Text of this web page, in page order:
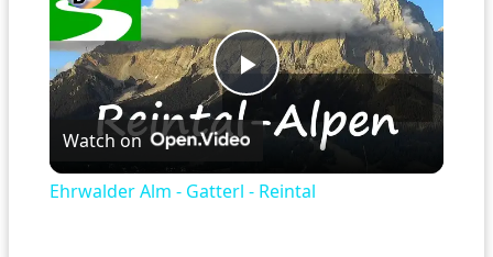
Play
Video
Watch on
Ehrwalder Alm - Gatterl - Reintal